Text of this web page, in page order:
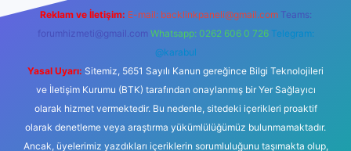
Reklam ve İletişim: E-mail: backlinkpaneli@gmail.com Teams:
forumhizmeti@gmail.com Whatsapp: 0262 606 0 726 Telegram:
@karabul
Yasal Uyarı: Sitemiz, 5651 Sayılı Kanun gereğince Bilgi Teknolojileri
ve İletişim Kurumu (BTK) tarafından onaylanmış bir Yer Sağlayıcı
olarak hizmet vermektedir. Bu nedenle, sitedeki içerikleri proaktif
olarak denetleme veya araştırma yükümlülüğümüz bulunmamaktadır.
Ancak, üyelerimiz yazdıkları içeriklerin sorumluluğunu taşımakta olup,